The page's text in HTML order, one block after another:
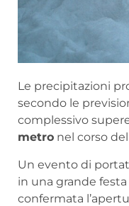
Le precipitazioni
secondo le
complessivo
metro nel corso
Un evento di
in una grande
confermata